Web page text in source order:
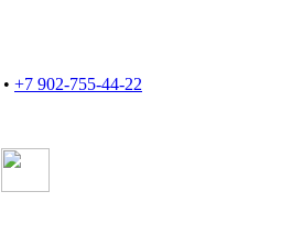
• +7 902-755-44-22